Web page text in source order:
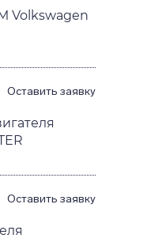
Volkswagen
Оставить заявку
Оставить заявку